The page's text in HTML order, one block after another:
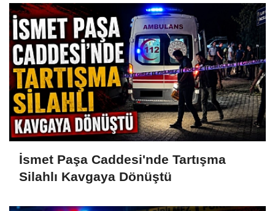
İsmet Paşa Caddesi'nde Tartışma
Silahlı Kavgaya Dönüştü